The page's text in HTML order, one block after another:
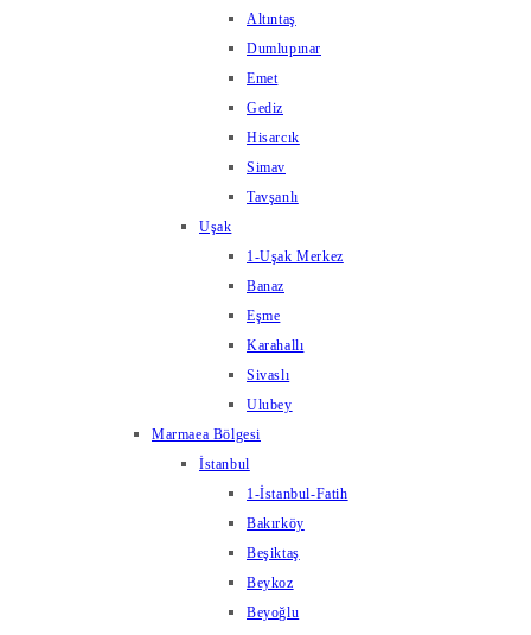
Altıntaş
Dumlupınar
Emet
Gediz
Hisarcık
Simav
Tavşanlı
Uşak
1-Uşak Merkez
Banaz
Eşme
Karahallı
Sivaslı
Ulubey
Marmaea Bölgesi
İstanbul
1-İstanbul-Fatih
Bakırköy
Beşiktaş
Beykoz
Beyoğlu